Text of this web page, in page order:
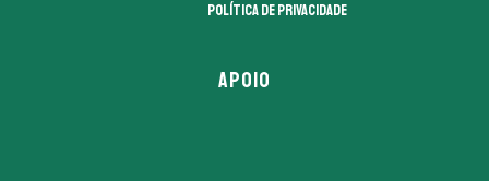
Política de Privacidade
APOIO